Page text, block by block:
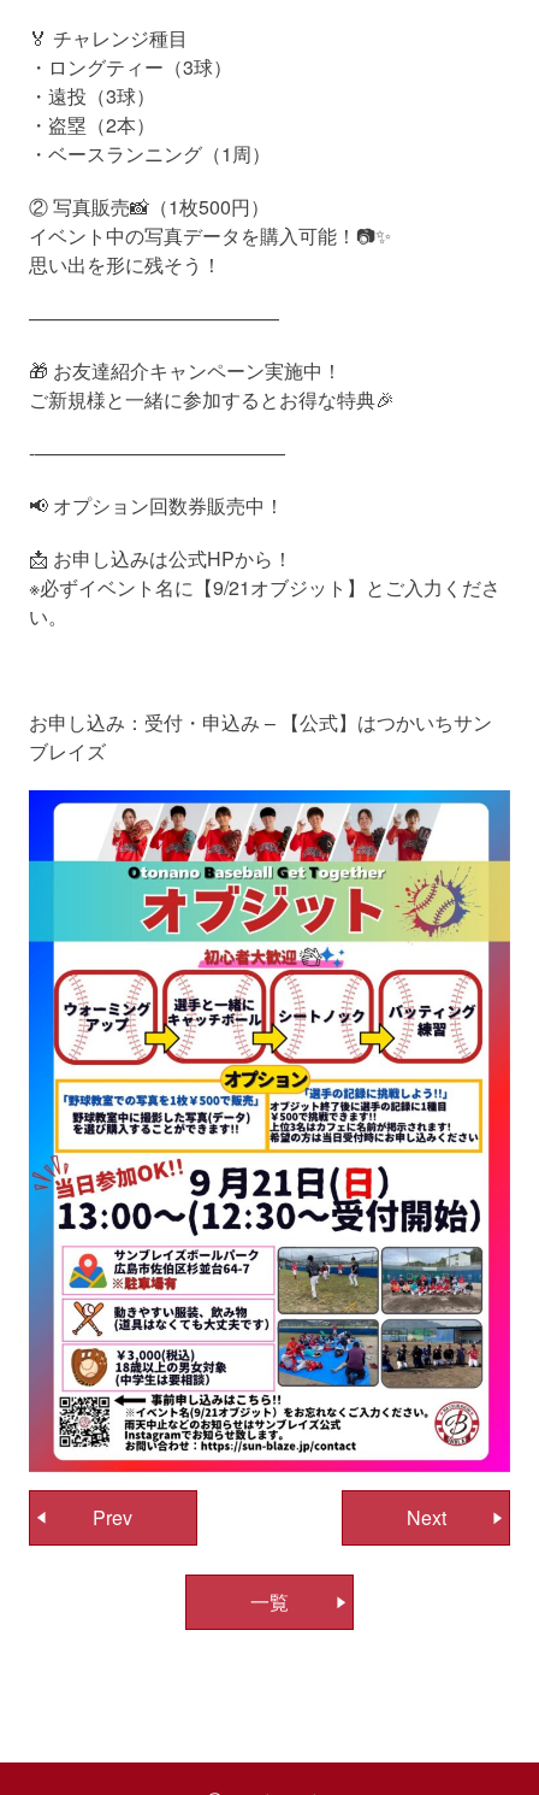
🏅 チャレンジ種目
・ロングティー（3球）
・遠投（3球）
・盗塁（2本）
・ベースランニング（1周）
② 写真販売📸（1枚500円）
イベント中の写真データを購入可能！📷✨
思い出を形に残そう！
—————————————
🎁 お友達紹介キャンペーン実施中！
ご新規様と一緒に参加するとお得な特典🎉
-—————————————
📢 オプション回数券販売中！
📩 お申し込みは公式HPから！
※必ずイベント名に【9/21オブジット】とご入力くださ
い。
お申し込み： 受付・申込み – 【公式】はつかいちサン
ブレイズ
投
稿
Prev Next
一覧